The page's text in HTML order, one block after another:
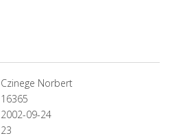
Czinege Norbert
16365
2002-09-24
23